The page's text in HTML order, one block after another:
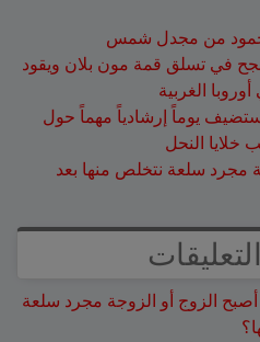
من مجدل شمس
ينجح في تسلق قمة مون بلان ويقود
الغربية
يوماً إرشادياً مهماً حول
خلايا النحل
مجرد سلعة نتخلص منها بعد
الزوج أو الزوجة مجرد سلعة